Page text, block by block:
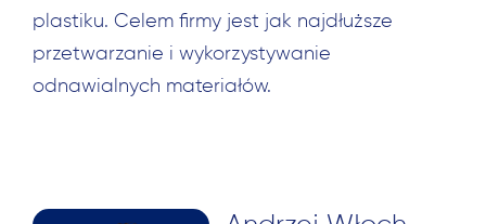
plastiku. Celem firmy jest jak najdłuższe
przetwarzanie i wykorzystywanie
odnawialnych materiałów.